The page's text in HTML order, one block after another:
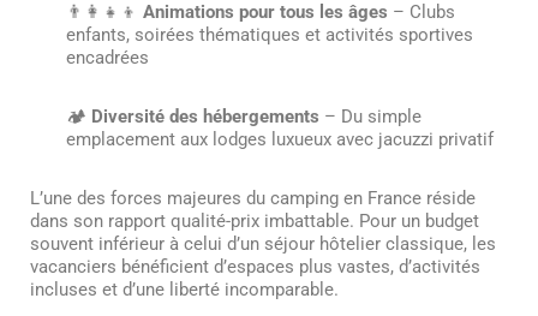
👨‍👩‍👧‍👦 Animations pour tous les âges – Clubs
enfants, soirées thématiques et activités sportives
encadrées
🏕️ Diversité des hébergements – Du simple
emplacement aux lodges luxueux avec jacuzzi privatif
L’une des forces majeures du camping en France réside
dans son rapport qualité-prix imbattable. Pour un budget
souvent inférieur à celui d’un séjour hôtelier classique, les
vacanciers bénéficient d’espaces plus vastes, d’activités
incluses et d’une liberté incomparable.